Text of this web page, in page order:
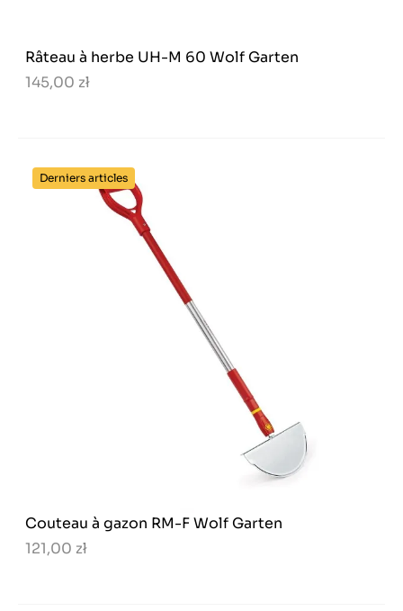
Râteau à herbe UH-M 60 Wolf Garten
145,00 zł
Derniers articles
Couteau à gazon RM-F Wolf Garten
121,00 zł